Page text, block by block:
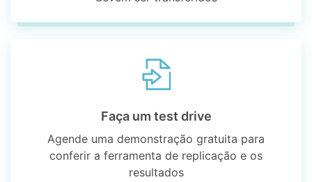
Faça um test drive
Agende uma demonstração gratuita para
conferir a ferramenta de replicação e os
resultados